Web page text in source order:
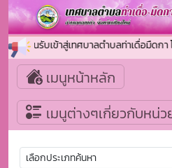
ดีต้อนรับเข้าสู่เทศบาลตำบลท่าเดื่อมืดกา โ
เมนูหน้าหลัก
เมนูต่างๆเกี่ยวกับหน่ว